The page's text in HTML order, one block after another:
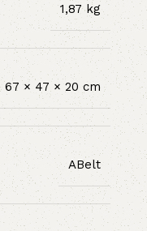
1,87 kg
67 × 47 × 20 cm
ABelt